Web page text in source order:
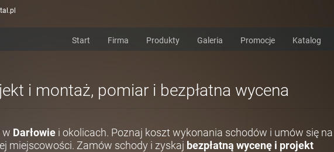
Start Firma Produkty Galeria Promocje Katalog
i montaż, pomiar i bezpłatna wycena
w Darłowie i okolicach. Poznaj koszt wykonania schodów i umów się na
miejscowości. Zamów schody i zyskaj bezpłatną wycenę i projekt